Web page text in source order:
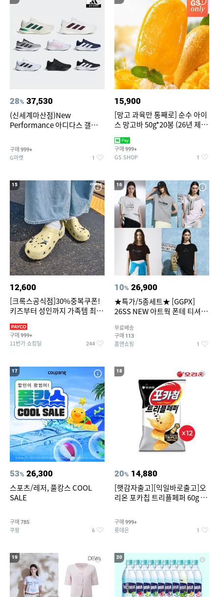
28% 37,530
(신세계마산점)New
Performance 아디다스 갤럭시
구매 999+
G마켓 1
15,900
[망고 과육만 통째로] 순수 아이
스 망고바 50g*20봉 (26년 제
구매 999+
GS SHOP 1
15
12,600
[크록스공식점]30%중복쿠폰!
키즈부터 성인까지 가족템 최대
구매 999+
11번가 쇼킹딜 244
16
10% 26,900
★특가/5종세트★ [GGPX]
26SS NEW 아트웍 폰테 티셔츠
무료배송
구매 113
홈앤쇼핑 1
17
53% 26,300
스포츠/레저, 풀캉스 COOL
SALE
구매 785
쿠팡 6
18
20% 14,880
[햇감자출고][익일바로출고]오
리온 포카칩 트리플페퍼 60g 12
구매 999+
롯데온 1
19 20